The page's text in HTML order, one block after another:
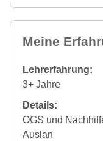
Meine
Lehrerfahrung:
3+ Jahre
Details:
OGS und
Auslan